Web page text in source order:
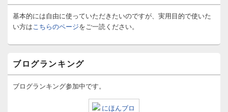
基本的には自由に使っていただきたいのですが、実用目的で使いた
い方はこちらのページをご一読ください。
ブログランキング
ブログランキング参加中です。